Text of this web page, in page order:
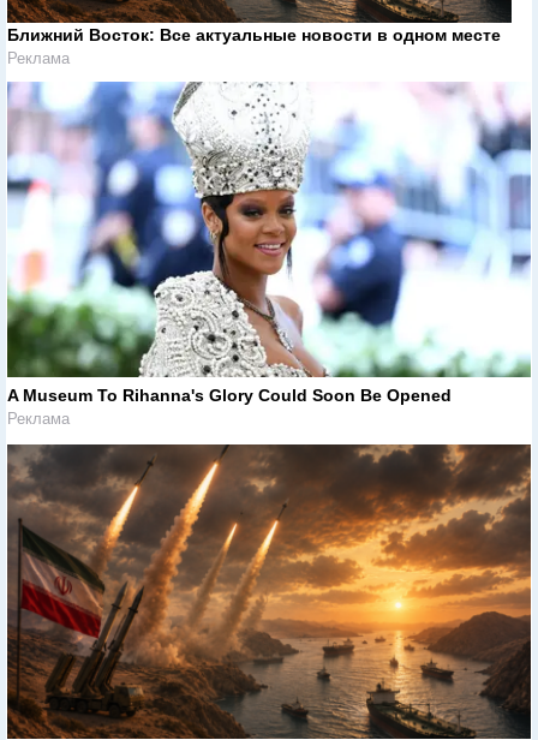
Ближний Восток: Все актуальные новости в одном месте
Реклама
A Museum To Rihanna's Glory Could Soon Be Opened
Реклама